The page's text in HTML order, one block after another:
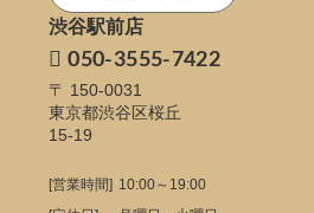
渋谷駅前店
050-3555-7422
〒 150-0031
東京都渋谷区桜丘
15-19
[営業時間] 10:00～19:00